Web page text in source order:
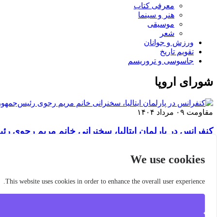
معرفی کتاب
هنر و سینما
موسیقی
شعر
ورزش و جوانان
تقویم تاريخ
جاسوسی و تروریسم
شورای اروپا
مقاومت ۰۹ مرداد ۱۴۰۴
کنفرانس در پارلمان ایتالیا، سخنرانی خانم مریم
مقاومت۱۲ مهر ۱۴۰۳
سخنرانی‌های خانم مریم رجوی در اجلاس گروه‌های
We use cookies
This website uses cookies in order to enhance the overall user experience.